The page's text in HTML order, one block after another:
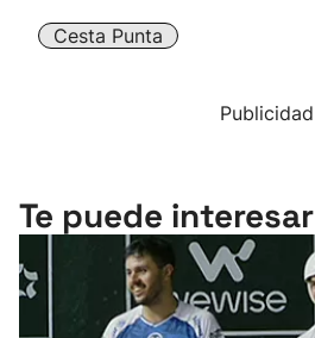
Cesta Punta
Publicidad
Te puede interesar